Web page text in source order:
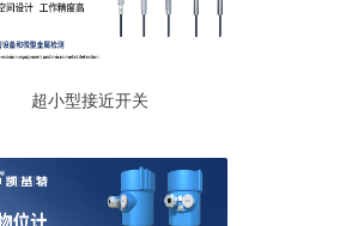
超小型接近开关